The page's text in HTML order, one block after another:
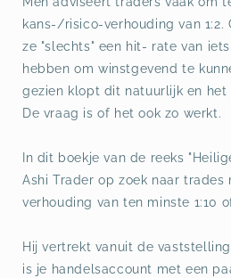
kans-/risico-verhouding van 1:2.
ze "slechts" een hit- rate van iets
hebben om winstgevend te
gezien klopt dit natuurlijk en het
De vraag is of het ook zo werkt.
In dit boekje van de reeks
Ashi Trader op zoek naar
verhouding van ten minste 1:10
Hij vertrekt vanuit de
is je handelsaccount met een